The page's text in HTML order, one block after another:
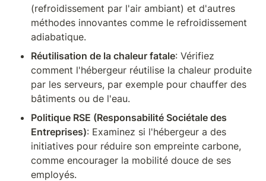
(refroidissement par l'air ambiant) et d'autres
méthodes innovantes comme le refroidissement
adiabatique.
Réutilisation de la chaleur fatale: Vérifiez
comment l'hébergeur réutilise la chaleur produite
par les serveurs, par exemple pour chauffer des
bâtiments ou de l'eau.
Politique RSE (Responsabilité Sociétale des
Entreprises): Examinez si l'hébergeur a des
initiatives pour réduire son empreinte carbone,
comme encourager la mobilité douce de ses
employés.